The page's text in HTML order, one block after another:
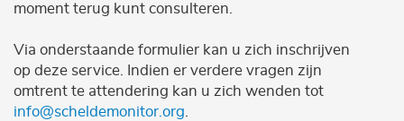
moment terug kunt consulteren.
Via onderstaande formulier kan u zich inschrijven
op deze service. Indien er verdere vragen zijn
omtrent te attendering kan u zich wenden tot
info@scheldemonitor.org